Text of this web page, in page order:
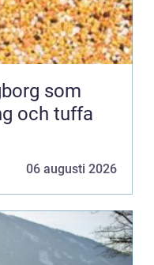
som
och tuffa
06 augusti 2026